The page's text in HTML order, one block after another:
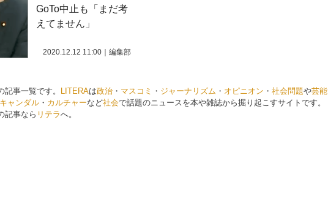
GoTo中止も「まだ考
えてません」
2020.12.12 11:00 編集部
記事一覧です。 LITERAは政治 ・ マスコミ ・ ジャーナリズム ・ オピニオン ・ 社会問題や芸能
ャンダル ・ カルチャーなど社会で話題のニュースを本や雑誌から掘り起こすサイトです。
記事なら リテラへ。